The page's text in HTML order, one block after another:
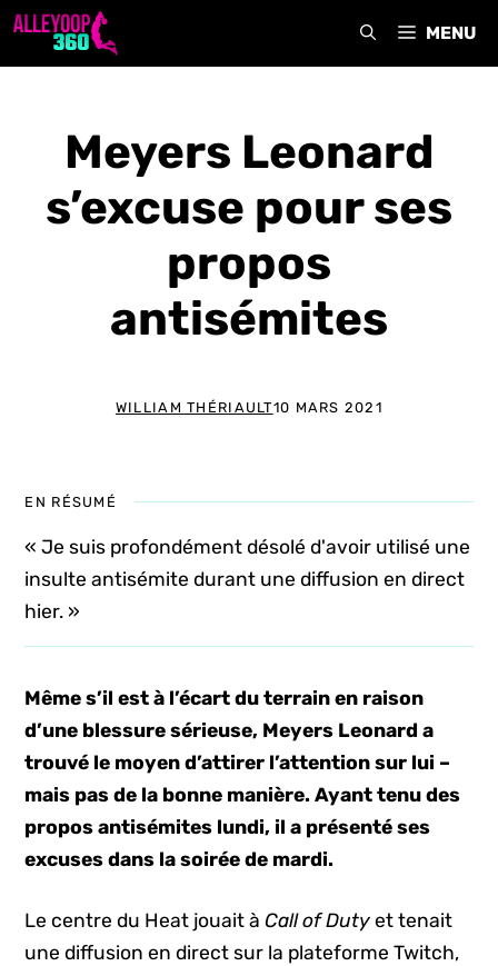
Aller
MENU
Meyers Leonard
s’excuse pour ses
propos
antisémites
WILLIAM THÉRIAULT10 MARS 2021
EN RÉSUMÉ
« Je suis profondément désolé d'avoir utilisé une
insulte antisémite durant une diffusion en direct
hier. »
Même s’il est à l’écart du terrain en raison
d’une blessure sérieuse, Meyers Leonard a
trouvé le moyen d’attirer l’attention sur lui –
mais pas de la bonne manière. Ayant tenu des
propos antisémites lundi, il a présenté ses
excuses dans la soirée de mardi.
Le centre du Heat jouait àCall of Duty et tenait
une diffusion en direct sur la plateforme Twitch,